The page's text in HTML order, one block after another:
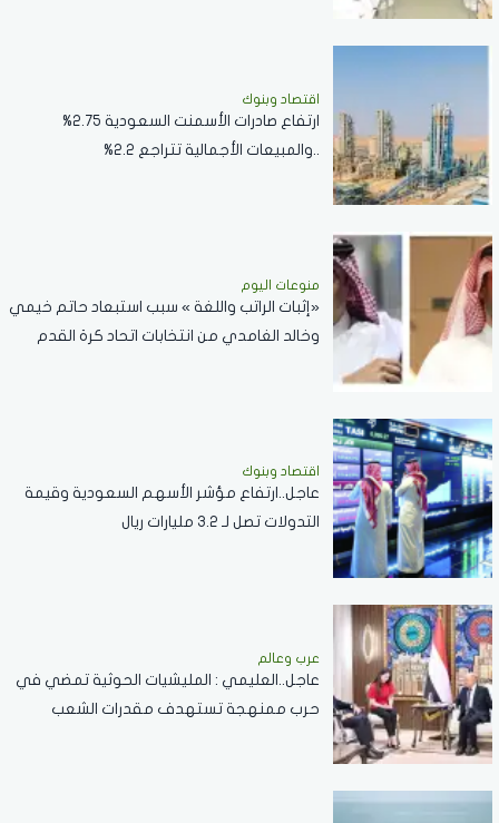
اقتصاد وبنوك
ارتفاع صادرات الأسمنت السعودية 2.75%
..والمبيعات الأجمالية تتراجع 2.2%
منوعات اليوم
«إثبات الراتب واللغة » سبب استبعاد حاتم خيمي
وخالد الغامدي من انتخابات اتحاد كرة القدم
اقتصاد وبنوك
عاجل..ارتفاع مؤشر الأسهم السعودية وقيمة
التدولات تصل لـ 3.2 مليارات ريال
عرب وعالم
عاجل..العليمي : المليشيات الحوثية تمضي في
حرب ممنهجة تستهدف مقدرات الشعب